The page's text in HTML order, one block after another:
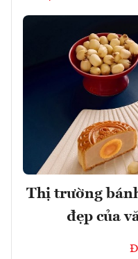
Thị trường
đẹp của